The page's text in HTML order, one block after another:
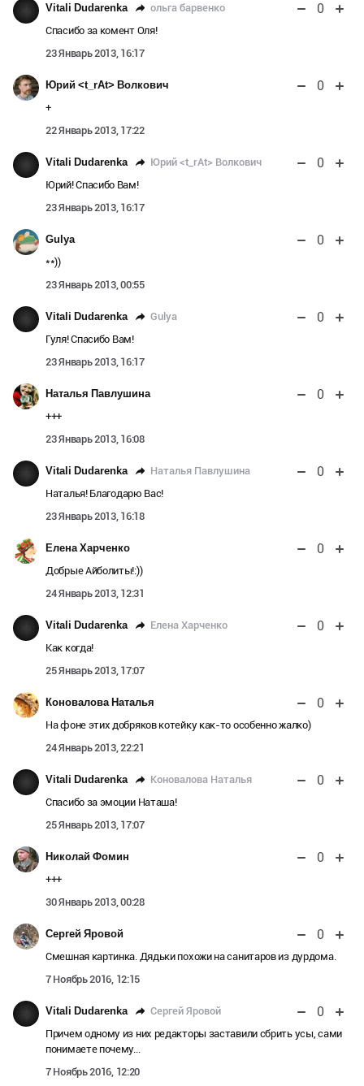
Vitali Dudarenka ольга барвенко 0
Спасибо за комент Оля!
23 Январь 2013, 16:17
Юрий <t_rAt> Волкович 0
+
22 Январь 2013, 17:22
Vitali Dudarenka Юрий <t_rAt> Волкович 0
Юрий! Спасибо Вам!
23 Январь 2013, 16:17
Gulya 0
**))
23 Январь 2013, 00:55
Vitali Dudarenka Gulya 0
Гуля! Спасибо Вам!
23 Январь 2013, 16:17
Наталья Павлушина 0
+++
23 Январь 2013, 16:08
Vitali Dudarenka Наталья Павлушина 0
Наталья! Благодарю Вас!
23 Январь 2013, 16:18
Елена Харченко 0
Добрые Айболиты!:))
24 Январь 2013, 12:31
Vitali Dudarenka Елена Харченко 0
Как когда!
25 Январь 2013, 17:07
Коновалова Наталья 0
На фоне этих добряков котейку как-то особенно жалко)
24 Январь 2013, 22:21
Vitali Dudarenka Коновалова Наталья 0
Спасибо за эмоции Наташа!
25 Январь 2013, 17:07
Николай Фомин 0
+++
30 Январь 2013, 00:28
Сергей Яровой 0
Смешная картинка. Дядьки похожи на санитаров из дурдома.
7 Ноябрь 2016, 12:15
Vitali Dudarenka Сергей Яровой 0
Причем одному из них редакторы заставили сбрить усы, сами
понимаете почему...
7 Ноябрь 2016, 12:20